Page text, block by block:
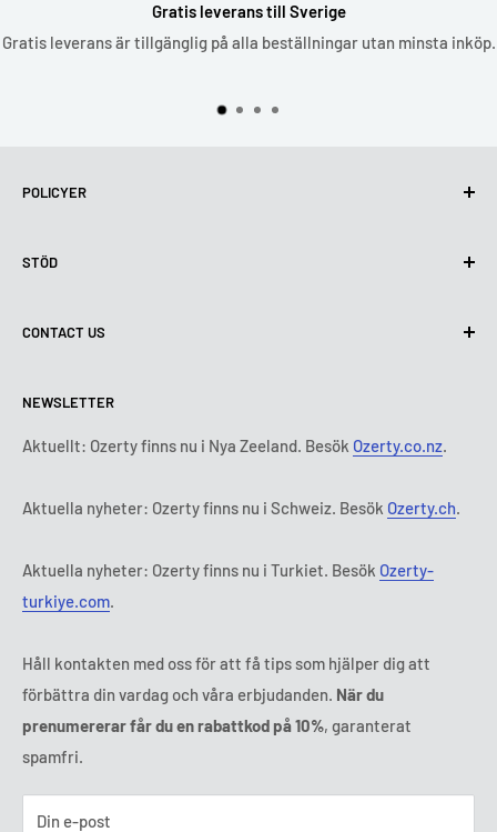
Gratis leverans till Sverige
Gratis leverans är tillgänglig på alla beställningar utan minsta inköp.
POLICYER
Användning av cookies (GDPR)
Leveransvillkor
Betalningsvillkor
Abonnemangets villkor och bestämmelser
STÖD
Kontakta oss
Rättsligt meddelande
FAQ
Ozerty håller dig säker
CONTACT US
Tisdag:9:00 - 18:00
Onsdag:
9:00 - 18:00
Fredag:
9:00 - 18:00
Tl: 010 884 87 30
E-post:
NEWSLETTER
Aktuellt: Ozerty finns nu i Nya Zeeland. Besök Ozerty.co.nz.
Aktuella nyheter: Ozerty finns nu i Schweiz. Besök Ozerty.ch.
Aktuella nyheter: Ozerty finns nu i Turkiet. Besök Ozerty-
turkiye.com.
Håll kontakten med oss för att få tips som hjälper dig att
förbättra din vardag och våra erbjudanden. När du
prenumererar får du en rabattkod på 10%, garanterat
spamfri.
Din e-post